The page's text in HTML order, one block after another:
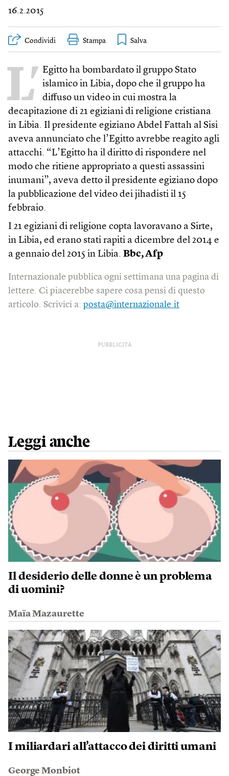
16.2.2015
Condividi Stampa
L’ Egitto ha bombardato il gruppo Stato
islamico in Libia, dopo che il gruppo ha
diffuso un video in cui mostra la
decapitazione di 21 egiziani di religione cristiana
in Libia. Il presidente egiziano Abdel Fattah al Sisi
aveva annunciato che l’Egitto avrebbe reagito agli
attacchi. “L’Egitto ha il diritto di rispondere nel
modo che ritiene appropriato a questi assassini
inumani”, aveva detto il presidente egiziano dopo
la pubblicazione del video dei jihadisti il 15
febbraio.
I 21 egiziani di religione copta lavoravano a Sirte,
in Libia, ed erano stati rapiti a dicembre del 2014 e
a gennaio del 2015 in Libia. Bbc, Afp
Internazionale pubblica ogni settimana una pagina di
lettere. Ci piacerebbe sapere cosa pensi di questo
articolo. Scrivici a: posta@internazionale.it
PUBBLICITÀ
Leggi anche
Il desiderio delle donne è un problema
di uomini?
Maïa Mazaurette
I miliardari all’attacco dei diritti umani
George Monbiot